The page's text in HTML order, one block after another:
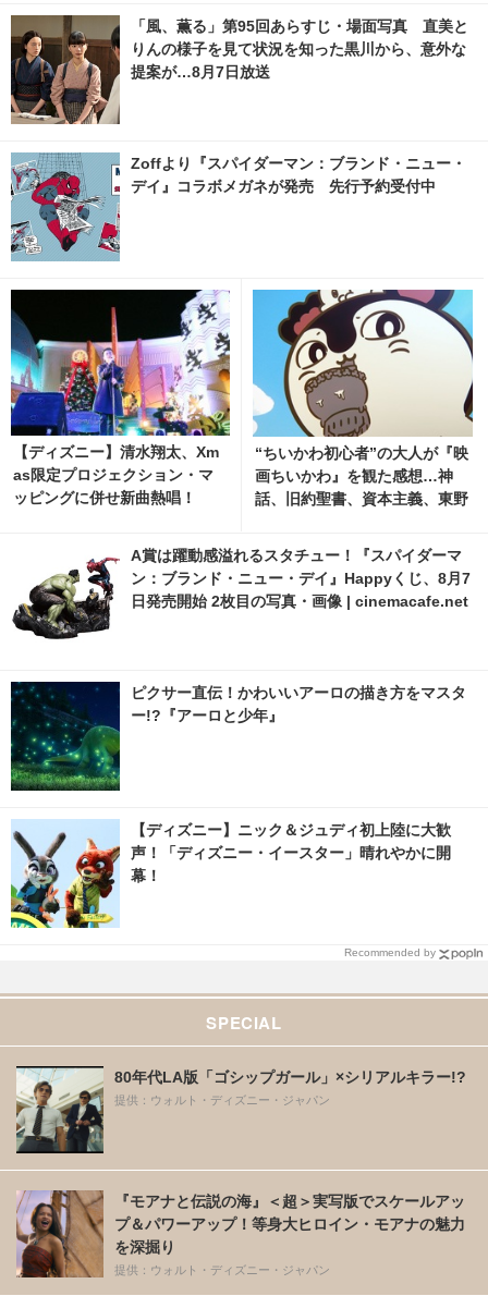
「風、薫る」第95回あらすじ・場面写真 直美と
りんの様子を見て状況を知った黒川から、意外な
提案が…8月7日放送
Zoffより『スパイダーマン：ブランド・ニュー・
デイ』コラボメガネが発売 先行予約受付中
【ディズニー】清水翔太、Xm
as限定プロジェクション・マ
ッピングに併せ新曲熱唱！
“ちいかわ初心者”の大人が『映
画ちいかわ』を観た感想…神
話、旧約聖書、資本主義、東野
A賞は躍動感溢れるスタチュー！『スパイダーマ
ン：ブランド・ニュー・デイ』Happyくじ、8月7
日発売開始 2枚目の写真・画像 | cinemacafe.net
ピクサー直伝！かわいいアーロの描き方をマスタ
ー!?『アーロと少年』
【ディズニー】ニック＆ジュディ初上陸に大歓
声！「ディズニー・イースター」晴れやかに開
幕！
Recommended by
SPECIAL
80年代LA版「ゴシップガール」×シリアルキラー!?
提供：ウォルト・ディズニー・ジャパン
『モアナと伝説の海』＜超＞実写版でスケールアッ
プ＆パワーアップ！等身大ヒロイン・モアナの魅力
を深掘り
提供：ウォルト・ディズニー・ジャパン